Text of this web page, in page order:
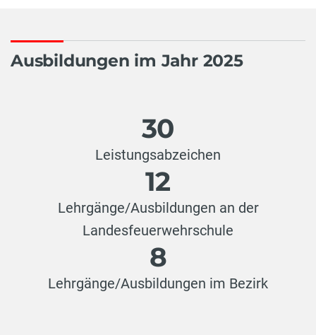
Ausbildungen im Jahr 2025
30
Leistungsabzeichen
12
Lehrgänge/Ausbildungen an der
Landesfeuerwehrschule
8
Lehrgänge/Ausbildungen im Bezirk